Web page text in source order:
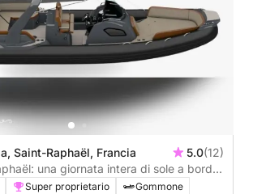
Saint-Raphaël, Francia 5.0(12)
una giornata intera di sole a bordo
Super proprietario
Gommone